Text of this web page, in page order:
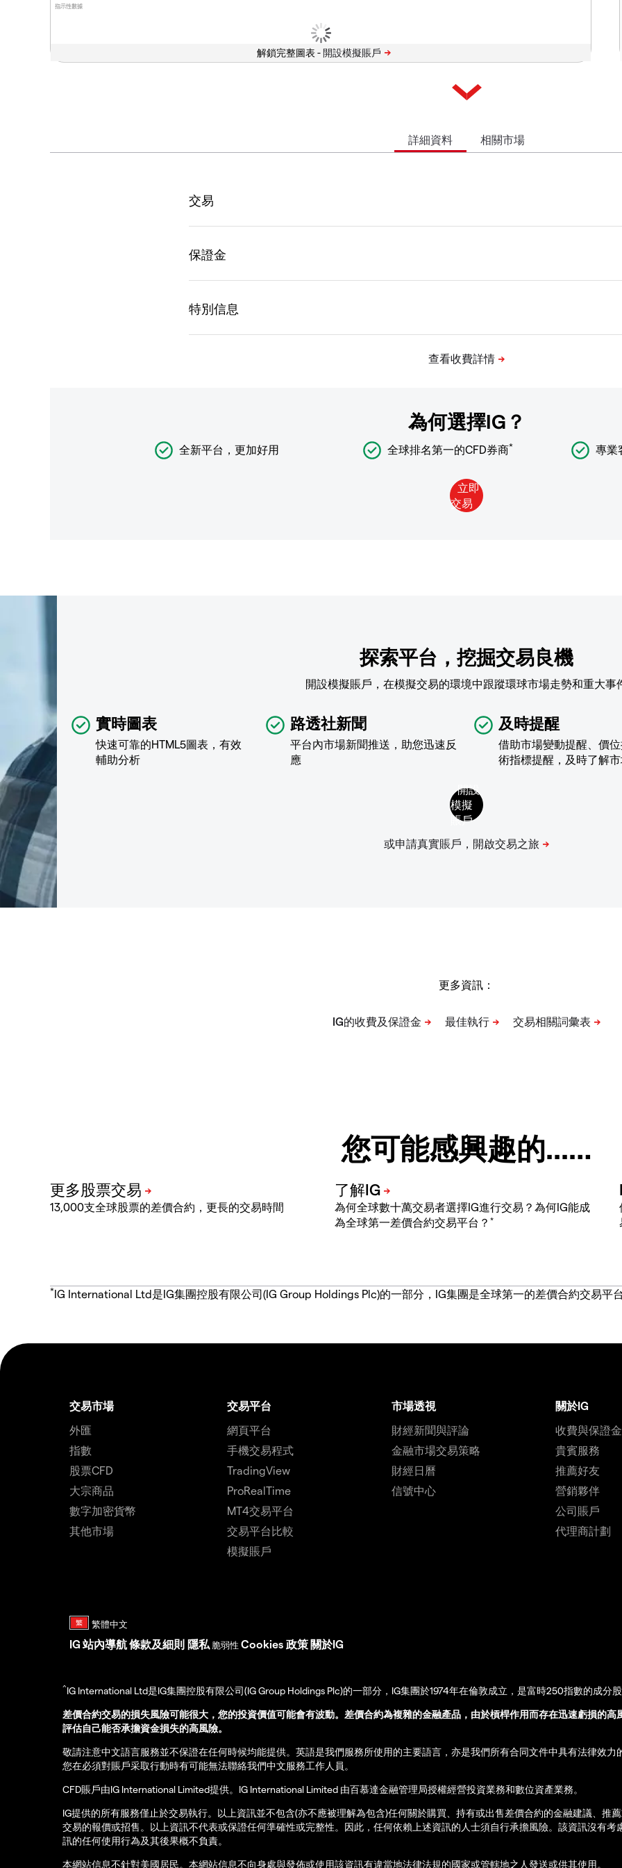
指示性數據
解鎖完整圖表 -
詳細資料 相關市場
為何選擇IG？
全新平台，更加好用 全球排名第一的CFD券商* 專業
探索平台，挖掘交易良機
開設模擬賬戶，在模擬交易的環境中跟蹤環球市場走勢和重大事
實時圖表
快速可靠的HTML5圖表，有效
輔助分析
路透社新聞
平台內市場新聞推送，助您迅速反
應
及時提醒
借助市場變動提醒、價
術指標提醒，及時了解
更多資訊：
您可能感興趣的...…
13,000支全球股票的差價合約，更長的交易時間
為何全球數十萬交易者選擇IG進行交易？為何IG能成
為全球第一差價合約交易平台？ *
*IG International Ltd是IG集團控股有限公司(IG Group Holdings Plc)的一部分，IG集團是全球第一的差價合約交易平
交易市場
外匯
指數
股票CFD
大宗商品
數字加密貨幣
其他市場
交易平台
網頁平台
手機交易程式
TradingView
ProRealTime
MT4交易平台
交易平台比較
模擬賬戶
市場透視
財經新聞與評論
金融市場交易策略
財經日曆
信號中心
關於IG
收費與保證金
貴賓服務
推薦好友
營銷夥伴
公司賬戶
代理商計劃
IG 站內導航條款及細則 隱私 脆弱性 Cookies 政策 關於IG
^IG International Ltd是IG集團控股有限公司(IG Group Holdings Plc)的一部分，IG集團於1974年在倫敦成立，是富時250指數的成分
差價合約交易的損失風險可能很大，您的投資價值可能會有波動。差價合約為複雜的金融產品，由於槓桿作用而存在迅速虧損的
評估自己能否承擔資金損失的高風險。
敬請注意中文語言服務並不保證在任何時候均能提供。英語是我們服務所使用的主要語言，亦是我們所有合同文件中具有法律效力
您在必須對賬戶采取行動時有可能無法聯絡我們中文服務工作人員。
CFD賬戶由IG International Limited提供。IG International Limited 由百慕達金融管理局授權經營投資業務和數位資產業務。
IG提供的所有服務僅止於交易執行。以上資訊並不包含(亦不應被理解為包含)任何關於購買、持有或出售差價合約的金融建議、推
交易的報價或招售。以上資訊不代表或保證任何準確性或完整性。因此，任何依賴上述資訊的人士須自行承擔風險。該資訊沒有
訊的任何使用行為及其後果概不負責。
本網站信息不針對美國居民。本網站信息不向身處與發佈或使用該資訊有違當地法律法規的國家或管轄地之人發送或供其使用。